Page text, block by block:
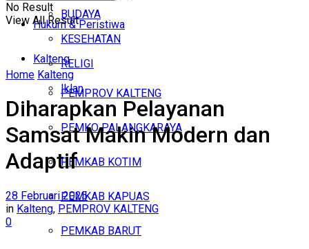
BUDAYA
KESEHATAN
RELIGI
Iklan
Sabtu, Agustus 8, 2026
Hukum & Peristiwa
Kalteng
PEMPROV KALTENG
PEMKO PALANGKARAYA
PEMKAB KOTIM
PEMKAB KAPUAS
PEMKAB BARUT
No Result
View All Result
Home Kalteng
Diharapkan Pelayanan
Samsat Makin Modern dan
Adaptif
28 Februari 2025
in Kalteng, PEMPROV KALTENG
0